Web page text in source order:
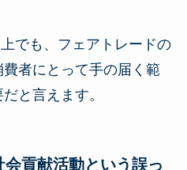
でも、フェアトレードの
者にとって手の届く範
と言えます。
貢献活動という誤っ